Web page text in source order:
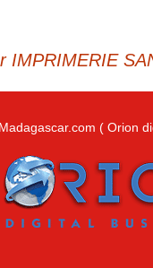
IMPRIMERIE
( Orion